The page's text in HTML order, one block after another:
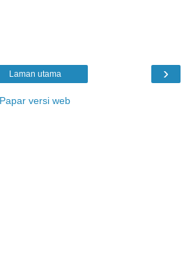
›
Laman utama
Papar versi web